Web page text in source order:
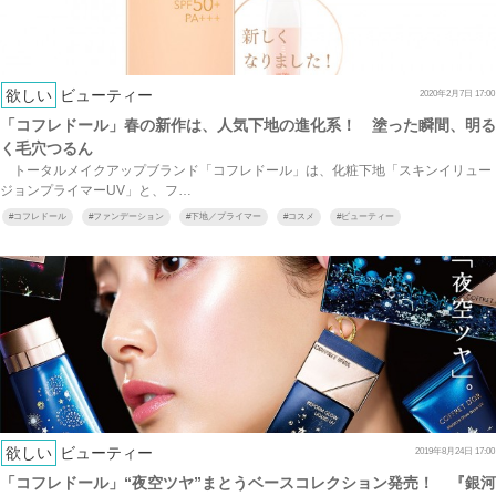
欲しい ビューティー 2020年2月7日 17:00
「コフレドール」春の新作は、人気下地の進化系！ 塗った瞬間、明る
く毛穴つるん
トータルメイクアップブランド「コフレドール」は、化粧下地「スキンイリュー
ジョンプライマーUV」と、フ…
#コフレドール #ファンデーション #下地／プライマー #コスメ #ビューティー
欲しい ビューティー 2019年8月24日 17:00
「コフレドール」“夜空ツヤ”まとうベースコレクション発売！ 『銀河